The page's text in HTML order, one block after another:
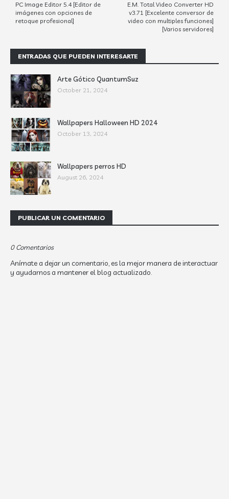
E.M. Total Video Converter HD
v3.71 [Excelente conversor de
video con multiples funciones]
[Varios servidores]
PC Image Editor 5.4 [Editor de
imágenes con opciones de
retoque profesional]
ENTRADAS QUE PUEDEN INTERESARTE
Arte Gótico QuantumSuz
October 21, 2024
Wallpapers Halloween HD 2024
October 13, 2024
Wallpapers perros HD
August 26, 2024
PUBLICAR UN COMENTARIO
0 Comentarios
Anímate a dejar un comentario, es la mejor manera de interactuar
y ayudarnos a mantener el blog actualizado.